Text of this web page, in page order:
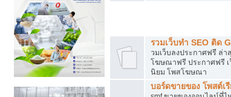
รวมเว็บทำ SEO ติด
วมเว็บลงประกาศฟรี ล่
โฆษณาฟรี ประกาศฟรี เ
นิยม โพสโฆษณา
บอร์ดขายของ โพสต์เ